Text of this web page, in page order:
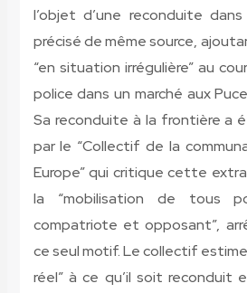
l’objet d’une reconduite
précisé de même source,
“en situation irrégulière” au
police dans un marché aux
Sa reconduite à la frontière a
par le “Collectif de la
Europe” qui critique cette
la “mobilisation de tous
compatriote et opposant”,
ce seul motif. Le collectif estime
réel” à ce qu’il soit reconduit